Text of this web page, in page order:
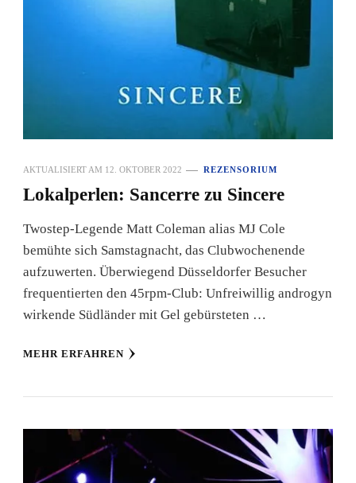
AKTUALISIERT AM 12. OKTOBER 2022 REZENSORIUM
Lokalperlen: Sancerre zu Sincere
Twostep-Legende Matt Coleman alias MJ Cole
bemühte sich Samstagnacht, das Clubwochenende
aufzuwerten. Überwiegend Düsseldorfer Besucher
frequentierten den 45rpm-Club: Unfreiwillig androgyn
wirkende Südländer mit Gel gebürsteten …
MEHR ERFAHREN